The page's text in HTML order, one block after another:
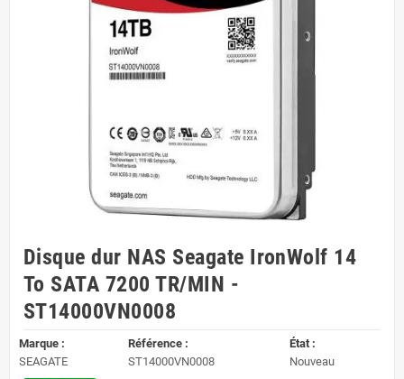
Disque dur NAS Seagate IronWolf 14
To SATA 7200 TR/MIN -
ST14000VN0008
Marque :
SEAGATE
Référence :
ST14000VN0008
État :
Nouveau